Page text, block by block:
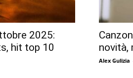
2025:
hit top 10
novità,
Alex Gulizia